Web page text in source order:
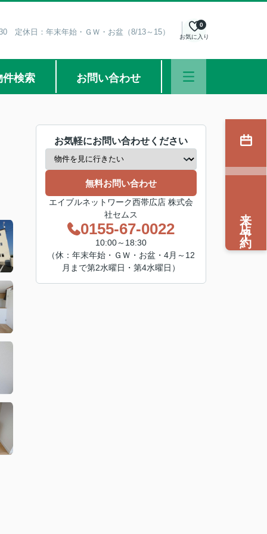
定休日：年末年始・ＧＷ・お盆（8/13～15） お気に入り
0
件検索 お問い合わせ
お気軽にお問い合わせください
無料お問い合わせ
エイブルネットワーク西帯広店 株式会
社セムス
0155-67-0022
10:00～18:30
（休：年末年始・ＧＷ・お盆・4月～12
月まで第2水曜日・第4水曜日）
来店予約